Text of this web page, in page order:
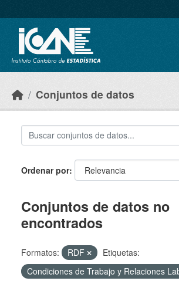
Conjuntos de datos
Ordenar por
Conjuntos de datos no
encontrados
Formatos: RDF
Etiquetas:
Condiciones de Trabajo y Relaciones